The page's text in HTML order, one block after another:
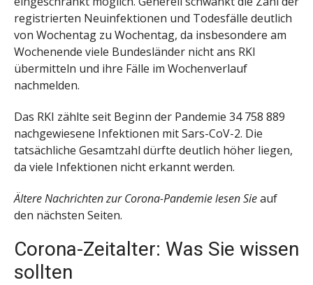
registrierten Neuinfektionen und Todesfälle deutlich
von Wochentag zu Wochentag, da insbesondere am
Wochenende viele Bundesländer nicht ans RKI
übermitteln und ihre Fälle im Wochenverlauf
nachmelden.
Das RKI zählte seit Beginn der Pandemie 34 758 889
nachgewiesene Infektionen mit Sars-CoV-2. Die
tatsächliche Gesamtzahl dürfte deutlich höher liegen,
da viele Infektionen nicht erkannt werden.
Ältere Nachrichten zur Corona-Pandemie lesen Sieauf
den nächsten Seiten.
Corona-Zeitalter: Was Sie wissen
sollten